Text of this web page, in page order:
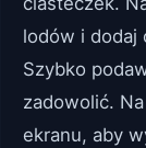
lodów i dodaj
Szybko
zadowolić.
ekranu, aby